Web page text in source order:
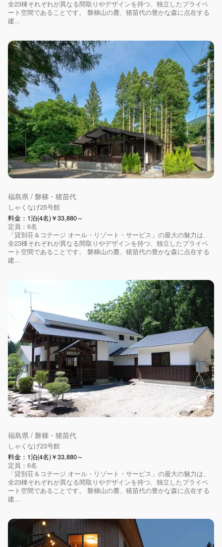
全23棟それぞれが異なる間取りやデザインを持つ、独立したプライベ
ート空間であることです。 磐梯山の麓、猪苗代の豊かな森に点在する
建...
福島県 / 磐梯・猪苗代
しゃくなげ25号館
料金：1泊(4名)￥33,880～
定員：6名
「貸別荘＆コテージ オール・リゾート・サービス」の最大の魅力は、
全23棟それぞれが異なる間取りやデザインを持つ、独立したプライベ
ート空間であることです。 磐梯山の麓、猪苗代の豊かな森に点在する
建...
福島県 / 磐梯・猪苗代
しゃくなげ23号館
料金：1泊(4名)￥33,880～
定員：6名
「貸別荘＆コテージ オール・リゾート・サービス」の最大の魅力は、
全23棟それぞれが異なる間取りやデザインを持つ、独立したプライベ
ート空間であることです。 磐梯山の麓、猪苗代の豊かな森に点在する
建...